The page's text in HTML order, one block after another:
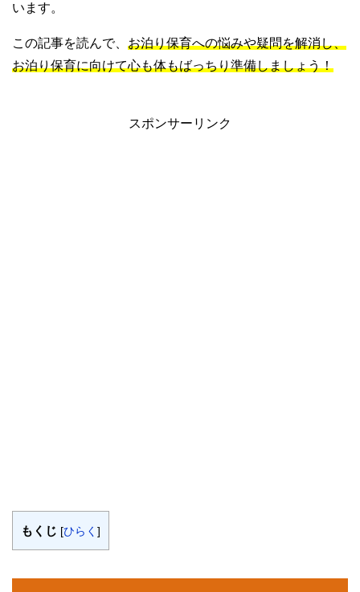
います。
この記事を読んで、 お泊り保育への悩みや疑問を解消し、
お泊り保育に向けて心も体もばっちり準備しましょう！
スポンサーリンク
もくじ [ひらく ]